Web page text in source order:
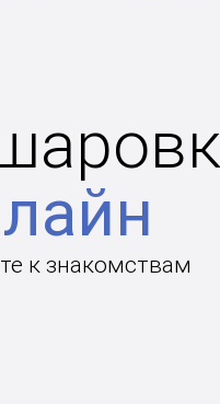
к знакомствам